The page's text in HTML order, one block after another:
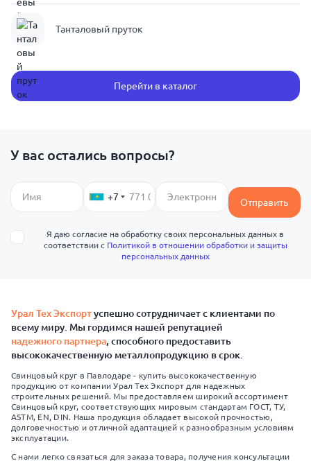
Танталовый пруток
Перейти в каталог
У вас остались вопросы?
+7 Отправить
Я даю согласие на обработку своих персональных данных в
соответствии с Политикой в отношении обработки и защиты
персональных данных
Урал Тех Экспортуспешно сотрудничает с клиентами по
всему миру. Мы гордимся нашей репутацией
надежного партнера, способного предоставить
высококачественную металлопродукцию в срок.
Свинцовый круг в Павлодаре - купить высококачественную
продукцию от компании Урал Тех Экспорт для надежных
строительных решений. Мы предоставляем широкий ассортимент
Свинцовый круг, соответствующих мировым стандартам ГОСТ, ТУ,
ASTM, EN, DIN. Наша продукция обладает высокой прочностью,
долговечностью и отличной адаптацией к разнообразным условиям
эксплуатации.
С нами легко связаться для заказа товара, получения консультации